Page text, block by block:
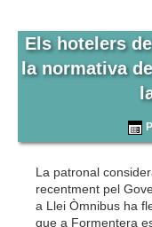
Els hotelers
la normativa
La patronal
recentment pel
a Llei Òmnibus ha
que a Formentera